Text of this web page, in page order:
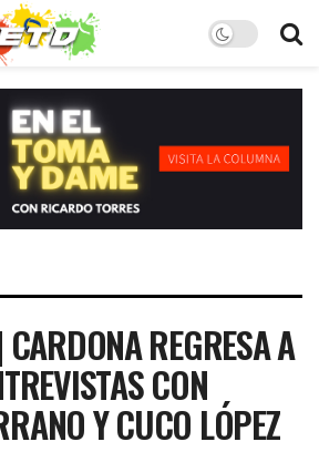
REGRESA A
CON
Y CUCO LÓPEZ